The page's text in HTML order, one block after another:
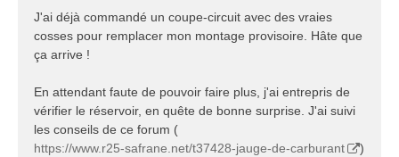
J'ai déjà commandé un coupe-circuit avec des vraies
cosses pour remplacer mon montage provisoire. Hâte que
ça arrive !
En attendant faute de pouvoir faire plus, j'ai entrepris de
vérifier le réservoir, en quête de bonne surprise. J'ai suivi
les conseils de ce forum (
https://www.r25-safrane.net/t37428-jauge-de-carburant
)